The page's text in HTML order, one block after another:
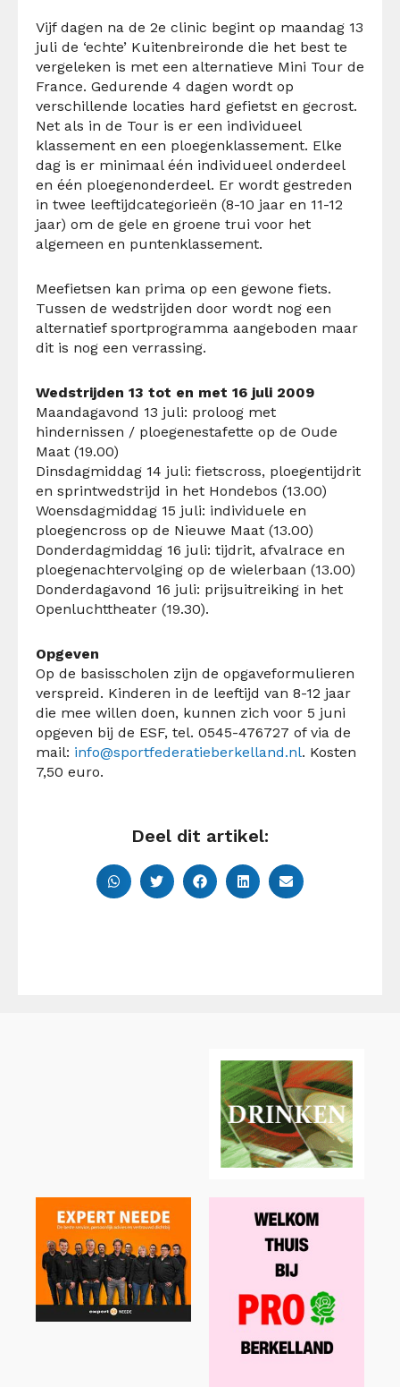
Vijf dagen na de 2e clinic begint op maandag 13
juli de ‘echte’ Kuitenbreironde die het best te
vergeleken is met een alternatieve Mini Tour de
France. Gedurende 4 dagen wordt op
verschillende locaties hard gefietst en gecrost.
Net als in de Tour is er een individueel
klassement en een ploegenklassement. Elke
dag is er minimaal één individueel onderdeel
en één ploegenonderdeel. Er wordt gestreden
in twee leeftijdcategorieën (8-10 jaar en 11-12
jaar) om de gele en groene trui voor het
algemeen en puntenklassement.
Meefietsen kan prima op een gewone fiets.
Tussen de wedstrijden door wordt nog een
alternatief sportprogramma aangeboden maar
dit is nog een verrassing.
Wedstrijden 13 tot en met 16 juli 2009
Maandagavond 13 juli: proloog met
hindernissen / ploegenestafette op de Oude
Maat (19.00)
Dinsdagmiddag 14 juli: fietscross, ploegentijdrit
en sprintwedstrijd in het Hondebos (13.00)
Woensdagmiddag 15 juli: individuele en
ploegencross op de Nieuwe Maat (13.00)
Donderdagmiddag 16 juli: tijdrit, afvalrace en
ploegenachtervolging op de wielerbaan (13.00)
Donderdagavond 16 juli: prijsuitreiking in het
Openluchttheater (19.30).
Opgeven
Op de basisscholen zijn de opgaveformulieren
verspreid. Kinderen in de leeftijd van 8-12 jaar
die mee willen doen, kunnen zich voor 5 juni
opgeven bij de ESF, tel. 0545-476727 of via de
mail: info@sportfederatieberkelland.nl. Kosten
7,50 euro.
Deel dit artikel: